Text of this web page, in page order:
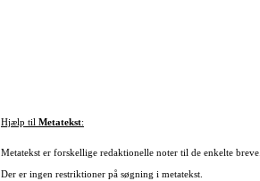
Hjælp til Metatekst:
Metatekst er forskellige redaktionelle noter til de enkelte breve.
Der er ingen restriktioner på søgning i metatekst.